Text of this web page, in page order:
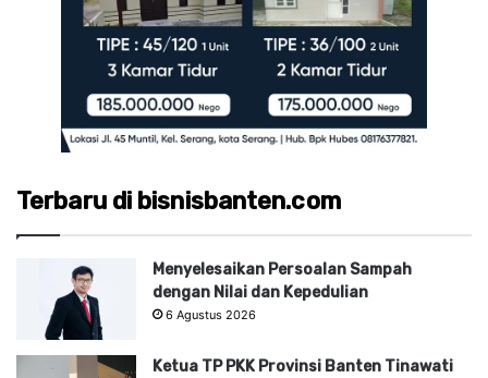
Terbaru di bisnisbanten.com
Menyelesaikan Persoalan Sampah
dengan Nilai dan Kepedulian
6 Agustus 2026
Ketua TP PKK Provinsi Banten Tinawati